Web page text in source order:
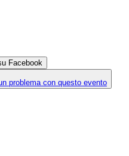
Facebook
problema con questo evento